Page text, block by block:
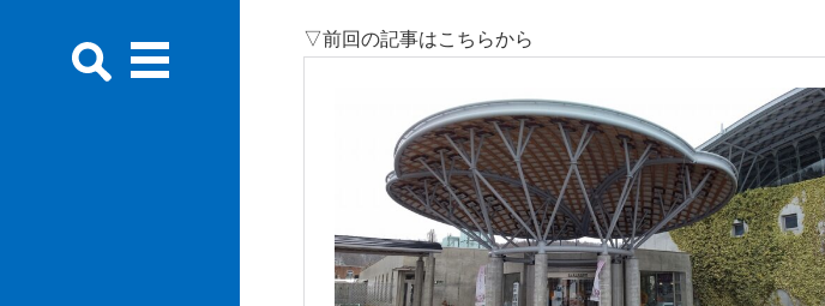
▽前回の記事はこちらから